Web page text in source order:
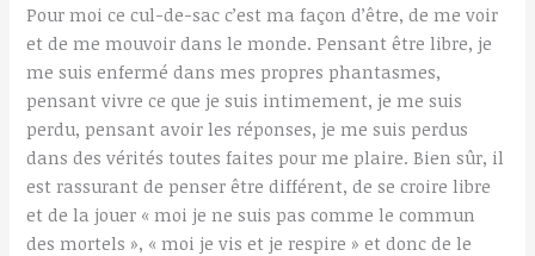
Pour moi ce cul-de-sac c’est ma façon d’être, de me voir
et de me mouvoir dans le monde. Pensant être libre, je
me suis enfermé dans mes propres phantasmes,
pensant vivre ce que je suis intimement, je me suis
perdu, pensant avoir les réponses, je me suis perdus
dans des vérités toutes faites pour me plaire. Bien sûr, il
est rassurant de penser être différent, de se croire libre
et de la jouer « moi je ne suis pas comme le commun
des mortels », « moi je vis et je respire » et donc de le